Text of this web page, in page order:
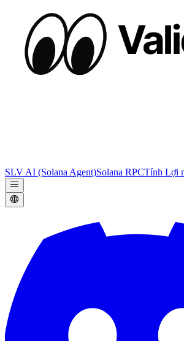
SLV AI (Solana Agent)Solana RPCTính Lợi